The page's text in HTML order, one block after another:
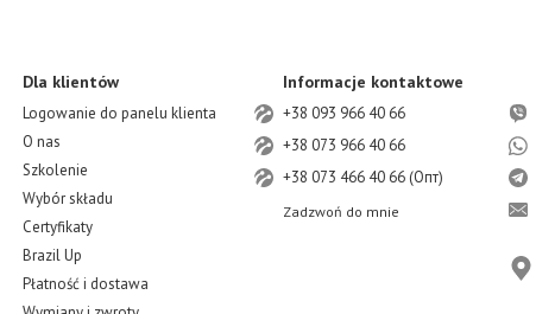
Dla klientów
Logowanie do panelu klienta
O nas
Szkolenie
Wybór składu
Certyfikaty
Brazil Up
Płatność i dostawa
Informacje kontaktowe
+38 093 966 40 66
+38 073 966 40 66
+38 073 466 40 66 (Опт)
Zadzwoń do mnie